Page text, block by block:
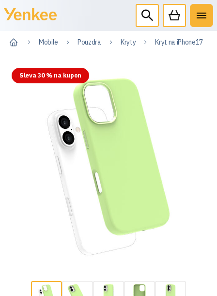
Mobile Pouzdra Kryty Kryt na iPhone17
Sleva 30 % na kupon